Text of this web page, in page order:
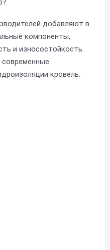
добавляют в
компоненты,
и износостойкость.
современные
кровель: